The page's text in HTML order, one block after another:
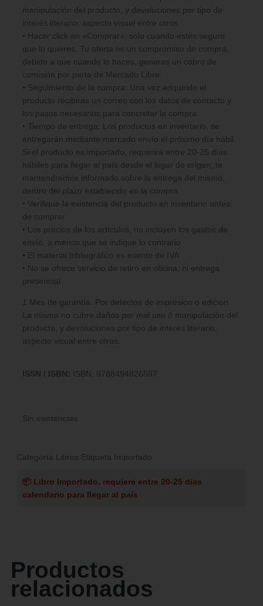
manipulación del producto, y devoluciones por tipo de
interés literario, aspecto visual entre otros.
• Hacer click en «Comprar», solo cuando estés seguro
que lo quieres. Tu oferta es un compromiso de compra,
debido a que cuando lo haces, generas un cobro de
comisión por parte de Mercado Libre.
• Seguimiento de la compra: Una vez adquirido el
producto recibirás un correo con los datos de contacto y
los pasos necesarios para concretar la compra.
• Tiempo de entrega: Los productos en inventario, se
entregarán mediante mercado envío el próximo día hábil.
Si el producto es importado, requerirá entre 20-25 días
hábiles para llegar el país desde el lugar de origen, te
mantendremos informado sobre la entrega del mismo,
dentro del plazo establecido en la compra.
• Verifique la existencia del producto en inventario antes
de comprar
• Los precios de los artículos, no incluyen los gastos de
envío, a menos que se indique lo contrario
• El material bibliográfico es exento de IVA
• No se ofrece servicio de retiro en oficina, ni entrega
presencial
1 Mes de garantía. Por defectos de impresión o edición.
La misma no cubre daños por mal uso ó manipulación del
producto, y devoluciones por tipo de interés literario,
aspecto visual entre otros.
ISSN / ISBN: ISBN: 9788494826597
Sin existencias
Categoría Libros Etiqueta Importado
📦 Libro Importado, requiere entre 20-25 días
calendario para llegar al país
Productos
relacionados